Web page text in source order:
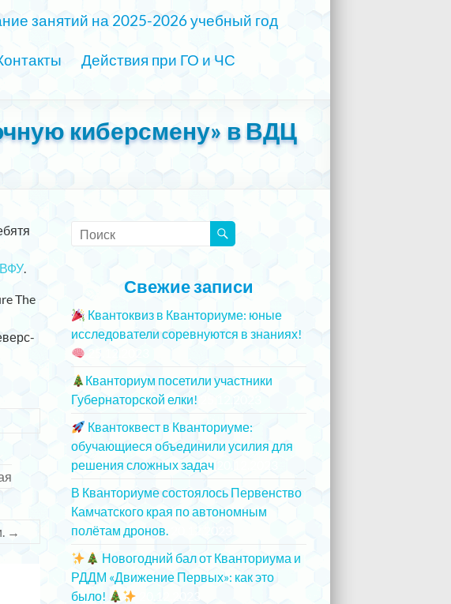
занятий на 2025-2026 учебный год
Действия при ГО и ЧС
киберсмену» в ВДЦ
.
The
→
Свежие записи
Квантоквиз в Кванториуме: юные
исследователи соревнуются в знаниях!
Кванториум посетили участники
Губернаторской елки!
Квантоквест в Кванториуме:
обучающиеся объединили усилия для
решения сложных задач
В Кванториуме состоялось Первенство
Камчатского края по автономным
полётам дронов.
Новогодний бал от Кванториума и
РДДМ «Движение Первых»: как это
было!